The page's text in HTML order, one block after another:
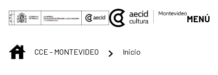
Saltar al contenido principal
MENÚ
INICIOCCE - MONTEVIDEO Inicio